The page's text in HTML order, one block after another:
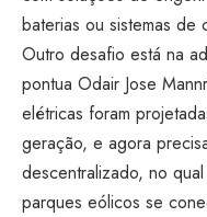
baterias ou sistemas de
Outro desafio está na
pontua Odair Jose
elétricas foram
geração, e agora
descentralizado, no
parques eólicos se